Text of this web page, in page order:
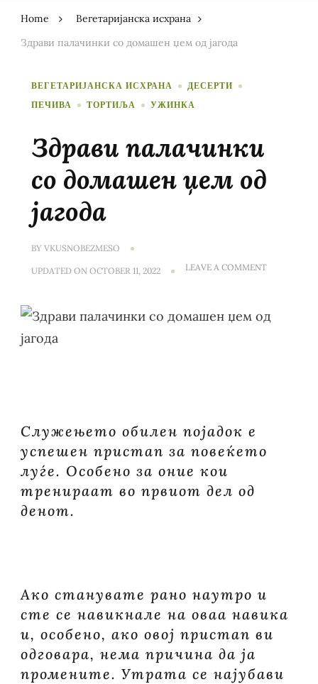
Home
Вегетаријанска исхрана
Здрави палачинки со домашен џем од јагода
ВЕГЕТАРИЈАНСКА ИСХРАНА
ДЕСЕРТИ
ПЕЧИВА
ТОРТИЉА УЖИНКА
Здрави палачинки
со домашен џем од
јагода
BY VKUSNOBEZMESO
UPDATED ON OCTOBER 11, 2022 LEAVE A COMMENTON
ДОМАШЕН
Служењето обилен појадок е
успешен пристап за повеќето
луѓе. Особено за оние кои
тренираат во првиот дел од
денот.
Ако станувате рано наутро и
сте се навикнале на оваа навика
и, особено, ако овој пристап ви
одговара, нема причина да ја
промените. Утрата се најубави